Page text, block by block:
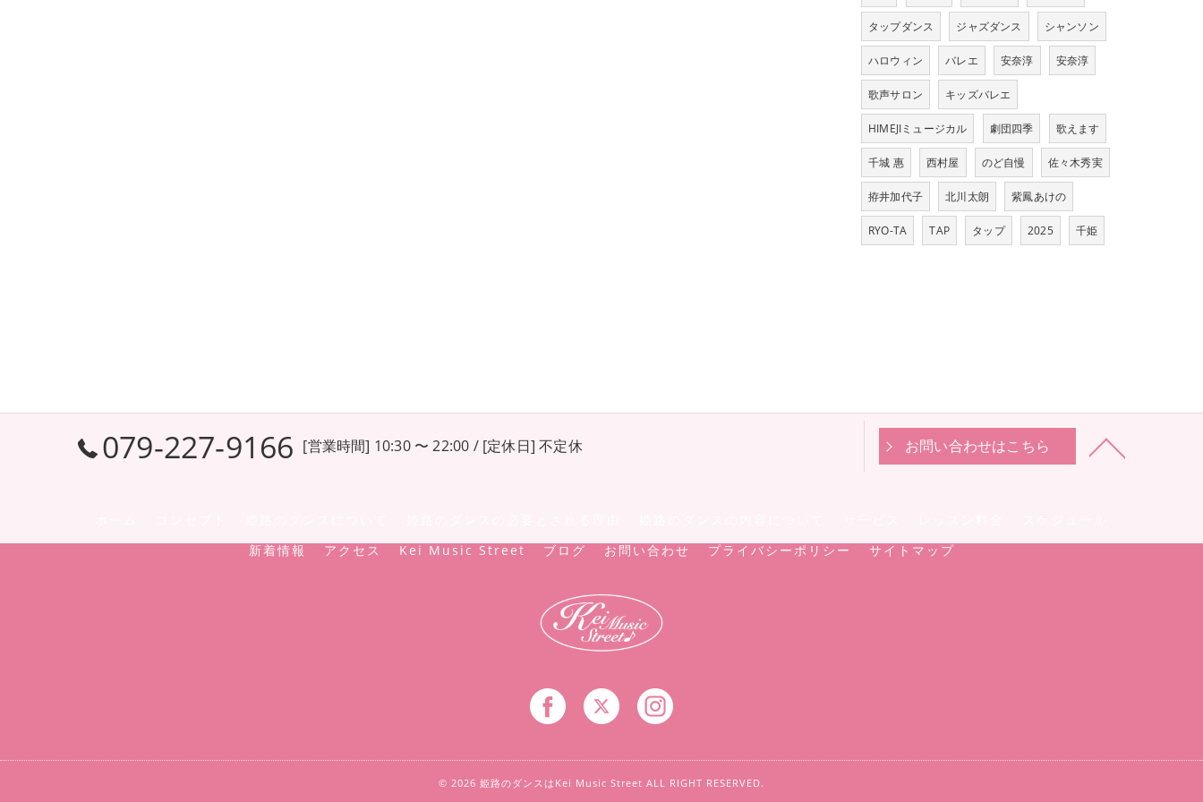
タップダンス ジャズダンス シャンソン
ハロウィン バレエ 安奈淳 安奈淳
歌声サロン キッズバレエ
HIMEJIミュージカル 劇団四季 歌えます
千城 惠 西村屋 のど自慢 佐々木秀実
拵井加代子 北川太朗 紫鳳あけの
RYO-TA TAP タップ 2025 千姫
079-227-9166 [営業時間] 10:30 〜 22:00 / [定休日] 不定休 お問い合わせはこちら
新着情報
アクセス Kei Music Street ブログ お問い合わせ プライバシーポリシー サイトマップ
© 2026 姫路のダンスはKei Music Street ALL RIGHT RESERVED.